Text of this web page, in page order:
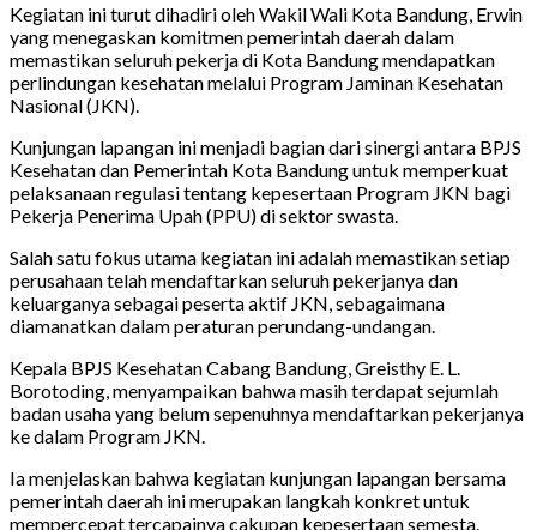
Kegiatan ini turut dihadiri oleh Wakil Wali Kota Bandung, Erwin
yang menegaskan komitmen pemerintah daerah dalam
memastikan seluruh pekerja di Kota Bandung mendapatkan
perlindungan kesehatan melalui Program Jaminan Kesehatan
Nasional (JKN).
Kunjungan lapangan ini menjadi bagian dari sinergi antara BPJS
Kesehatan dan Pemerintah Kota Bandung untuk memperkuat
pelaksanaan regulasi tentang kepesertaan Program JKN bagi
Pekerja Penerima Upah (PPU) di sektor swasta.
Salah satu fokus utama kegiatan ini adalah memastikan setiap
perusahaan telah mendaftarkan seluruh pekerjanya dan
keluarganya sebagai peserta aktif JKN, sebagaimana
diamanatkan dalam peraturan perundang-undangan.
Kepala BPJS Kesehatan Cabang Bandung, Greisthy E. L.
Borotoding, menyampaikan bahwa masih terdapat sejumlah
badan usaha yang belum sepenuhnya mendaftarkan pekerjanya
ke dalam Program JKN.
Ia menjelaskan bahwa kegiatan kunjungan lapangan bersama
pemerintah daerah ini merupakan langkah konkret untuk
mempercepat tercapainya cakupan kepesertaan semesta.